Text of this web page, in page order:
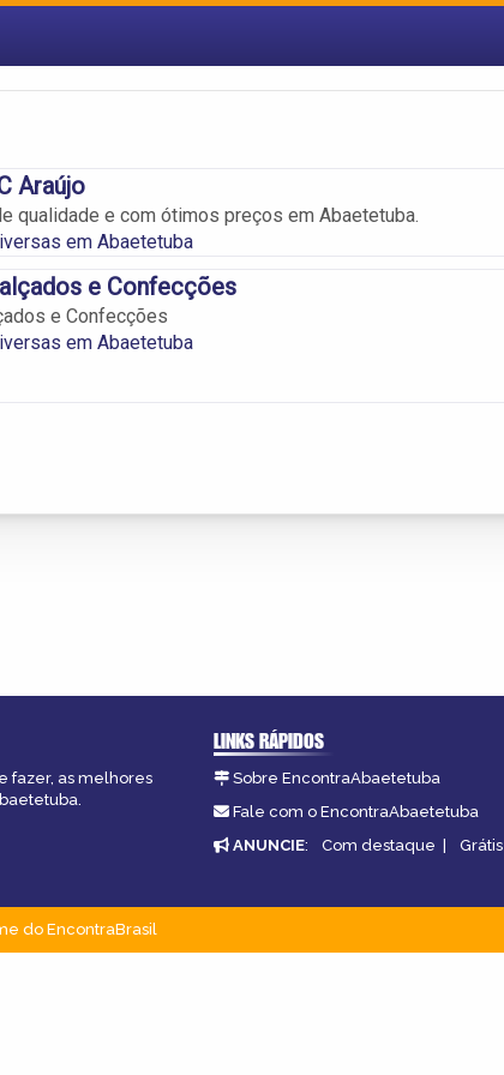
Araújo
qualidade e com ótimos preços em Abaetetuba.
em Abaetetuba
e Confecções
e Confecções
em Abaetetuba
fazer, as melhores
LINKS RÁPIDOS
Sobre EncontraAbaetetuba
Fale com o EncontraAbaetetuba
ANUNCIE: Com destaque | Grátis
do EncontraBrasil